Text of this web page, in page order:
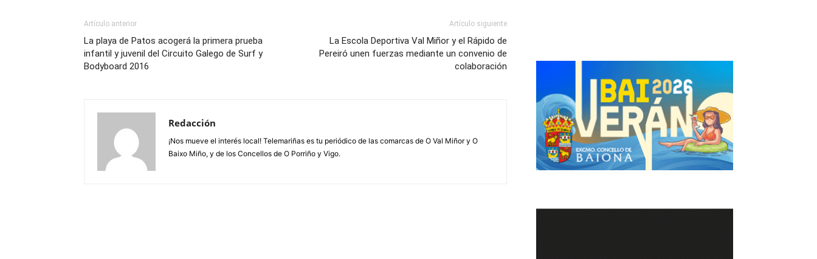
Artículo anterior
La playa de Patos acogerá la primera prueba
infantil y juvenil del Circuito Galego de Surf y
Bodyboard 2016
Artículo siguiente
La Escola Deportiva Val Miñor y el Rápido de
Pereiró unen fuerzas mediante un convenio de
colaboración
Redacción
¡Nos mueve el interés local! Telemariñas es tu periódico de las comarcas de O Val Miñor y O
Baixo Miño, y de los Concellos de O Porriño y Vigo.